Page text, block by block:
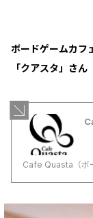
ボードゲームカフ
「クアスタ」さん
Cafe Quasta（ボ